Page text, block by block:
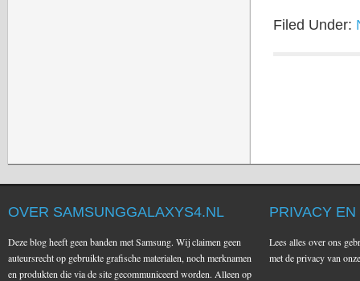
Filed Under:
OVER SAMSUNGGALAXYS4.NL
Deze blog heeft geen banden met Samsung. Wij claimen geen
auteursrecht op gebruikte grafische materialen, noch merknamen
en produkten die via de site gecommuniceerd worden. Alleen op
PRIVACY
Lees alles over ons
met de privacy van